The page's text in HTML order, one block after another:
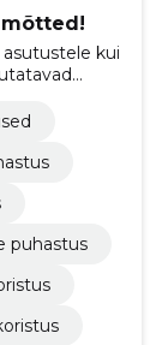
kui
puhastus